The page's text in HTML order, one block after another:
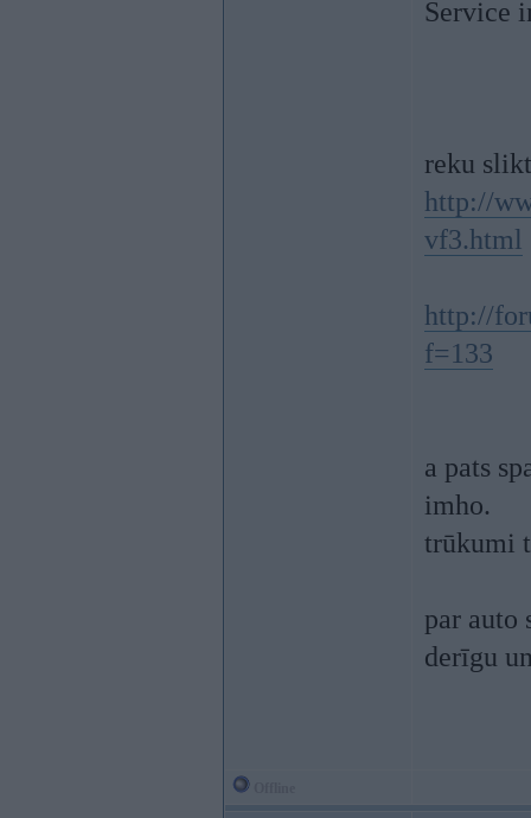
Service
reku
http://
vf3.html
http://
f=133
a pats
imho.
trūkumi
par auto
derīgu